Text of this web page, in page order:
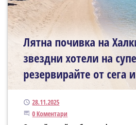
Лятна почивка на
звездни хотели на
резервирайте от сега
Публикуван
28.11.2025
Започнете дискусията
0 Коментари